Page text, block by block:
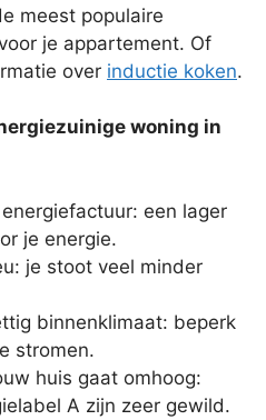
meest populaire
je appartement. Of
over inductie koken.
woning in
een lager
je energie.
je stoot veel minder
binnenklimaat: beperk
stromen.
huis gaat omhoog:
A zijn zeer gewild.